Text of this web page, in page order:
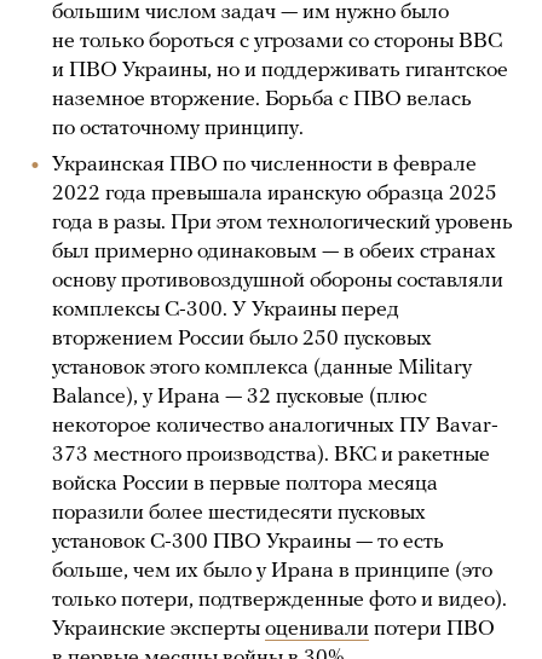
большим числом задач — им нужно было
не только бороться с угрозами со стороны ВВС
и ПВО Украины, но и поддерживать гигантское
наземное вторжение. Борьба с ПВО велась
по остаточному принципу.
Украинская ПВО по численности в феврале
2022 года превышала иранскую образца 2025
года в разы. При этом технологический уровень
был примерно одинаковым — в обеих странах
основу противовоздушной обороны составляли
комплексы С-300. У Украины перед
вторжением России было 250 пусковых
установок этого комплекса (данные Military
Balance), у Ирана — 32 пусковые (плюс
некоторое количество аналогичных ПУ Bavar-
373 местного производства). ВКС и ракетные
войска России в первые полтора месяца
поразили более шестидесяти пусковых
установок C-300 ПВО Украины — то есть
больше, чем их было у Ирана в принципе (это
только потери, подтвержденные фото и видео).
Украинские эксперты оценивали потери ПВО